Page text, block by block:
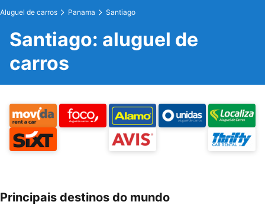
Aluguel de carros Panama Santiago
Santiago: aluguel de
carros
Principais destinos do mundo